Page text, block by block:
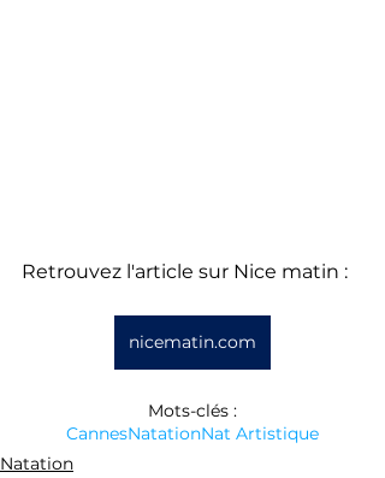
Retrouvez l'article sur Nice matin :
nicematin.com
Mots-clés :
CannesNatationNat Artistique
Natation